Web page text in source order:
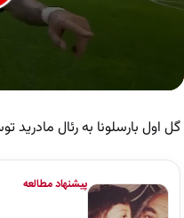
گل اول بارسلونا به رئال مادرید
پیشنهاد مطالعه